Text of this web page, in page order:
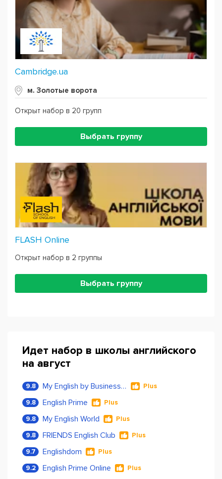
Cambridge.ua
м. Золотые ворота
Открыт набор в 20 групп
Выбрать группу
FLASH Online
Открыт набор в 2 группы
Выбрать группу
Идет набор в школы английского
на август
9.8 My English by Business Language Plus
9.8 English Prime Plus
9.8 My English World Plus
9.8 FRIENDS English Club Plus
9.7 Englishdom Plus
9.2 English Prime Online Plus